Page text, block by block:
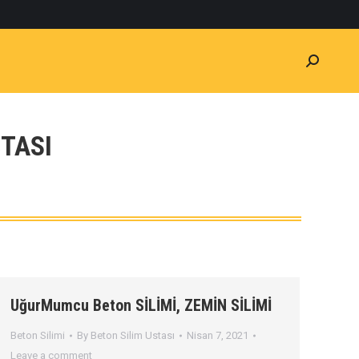
UğurMumcu Beton SİLİMİ, ZEMİN SİLİMİ
Beton Silimi By Beton Silim Ustası
Nisan 7, 2021
Leave a comment